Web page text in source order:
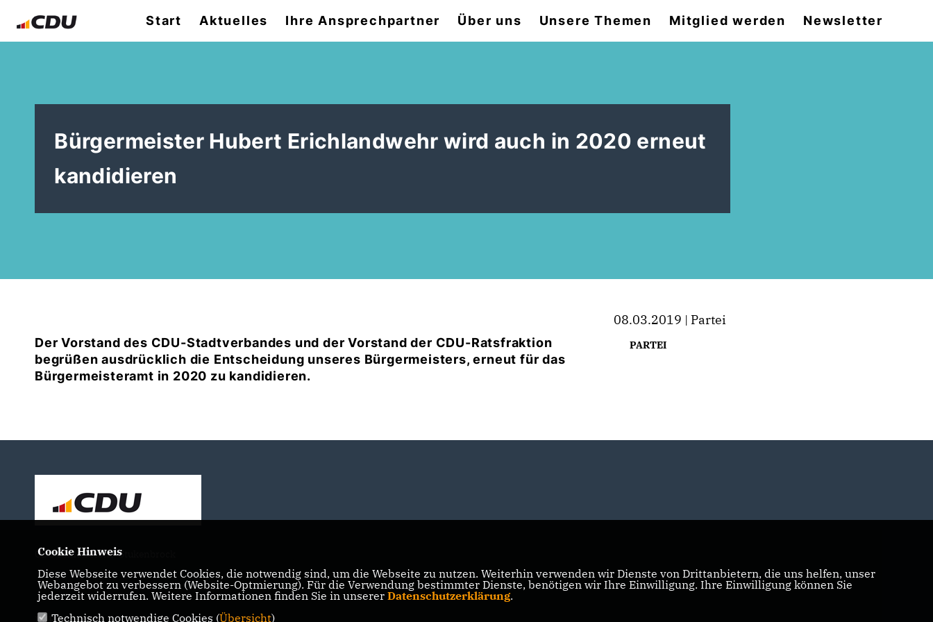
Start Aktuelles Ihre Ansprechpartner Über uns Unsere Themen Mitglied werden Newsletter
Bürgermeister Hubert Erichlandwehr wird auch in 2020 erneut
kandidieren
Der Vorstand des CDU-Stadtverbandes und der Vorstand der CDU-Ratsfraktion
begrüßen ausdrücklich die Entscheidung unseres Bürgermeisters, erneut für das
Bürgermeisteramt in 2020 zu kandidieren.
08.03.2019 | Partei
PARTEI
CDU Schloß Holte-Stukenbrock
Cookie Hinweis
Diese Webseite verwendet Cookies, die notwendig sind, um die Webseite zu nutzen. Weiterhin verwenden wir Dienste von Drittanbietern, die uns helfen, unser
Webangebot zu verbessern (Website-Optmierung). Für die Verwendung bestimmter Dienste, benötigen wir Ihre Einwilligung. Ihre Einwilligung können Sie
jederzeit widerrufen. Weitere Informationen finden Sie in unserer Datenschutzerklärung.
Technisch notwendige Cookies (Übersicht)